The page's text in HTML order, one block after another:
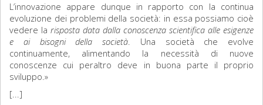
L’innovazione appare dunque in rapporto con la continua
evoluzione dei problemi della società: in essa possiamo cioè
vedere la risposta data dalla conoscenza scientifica alle esigenze
e ai bisogni della società. Una società che evolve
continuamente, alimentando la necessità di nuove
conoscenze cui peraltro deve in buona parte il proprio
sviluppo.»
[...]